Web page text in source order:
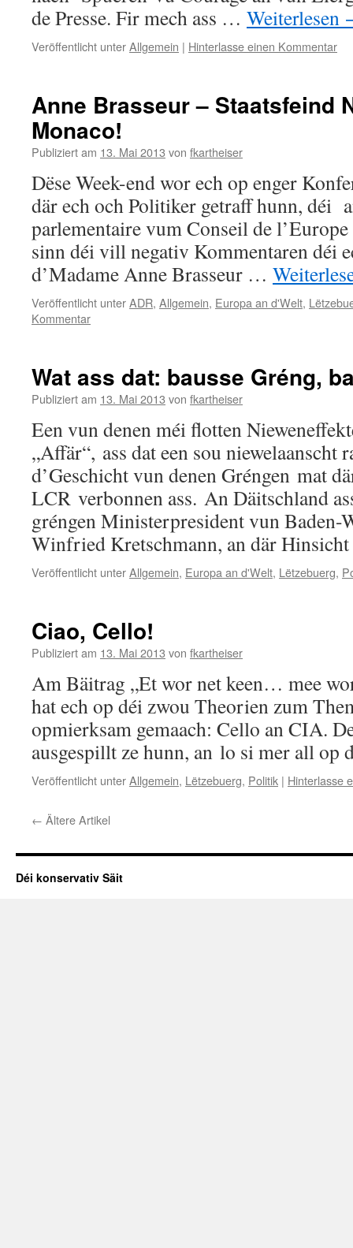
de Presse. Fir mech ass … Weiterlesen
Veröffentlicht unterAllgemein | Hinterlasse einen Kommentar
Anne Brasseur – Staatsfeind
Monaco!
Publiziert am 13. Mai 2013 von fkartheiser
Dëse Week-end wor ech op enger
där ech och Politiker getraff hunn, déi
parlementaire vum Conseil de
sinn déi vill negativ Kommentaren déi
d’Madame Anne Brasseur …
Veröffentlicht unterADR, Allgemein, Europa an d'Welt,
Kommentar
Wat ass dat: bausse Gréng,
Publiziert am 13. Mai 2013 von fkartheiser
Een vun denen méi flotten
„Affär“, ass dat een sou niewelaanscht
d’Geschicht vun denen Gréngen mat
LCR verbonnen ass. An Däitschland
gréngen Ministerpresident vun Baden-
Winfried Kretschmann, an där
Veröffentlicht unterAllgemein, Europa an d'Welt, Lëtzebuerg,
Ciao, Cello!
Publiziert am 13. Mai 2013 von fkartheiser
Am Bäitrag „Et wor net keen… mee
hat ech op déi zwou Theorien zum
opmierksam gemaach: Cello an CIA.
ausgespillt ze hunn, an lo si mer all
Veröffentlicht unterAllgemein, Lëtzebuerg, Politik | Hinterlasse
← Ältere Artikel
Déi konservativ Säit